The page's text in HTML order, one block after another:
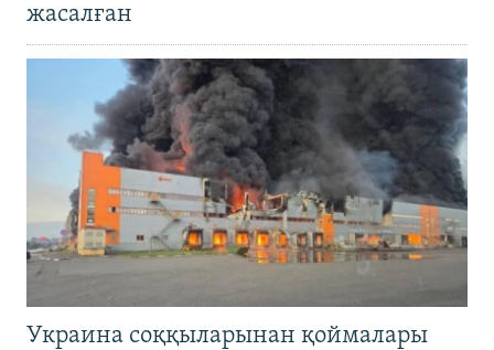
жасалған
Украина соққыларынан қоймалары